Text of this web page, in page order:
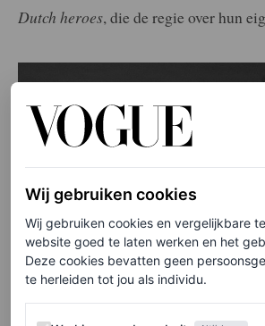
Dutch heroes, die de regie over hun
Wij gebruiken cookies
Wij gebruiken cookies en vergelijkbare
website goed te laten werken en het
Deze cookies bevatten geen
te herleiden tot jou als individu.
Werking van de website